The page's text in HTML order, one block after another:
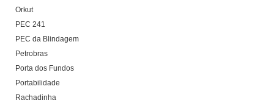
Orkut
PEC 241
PEC da Blindagem
Petrobras
Porta dos Fundos
Portabilidade
Rachadinha